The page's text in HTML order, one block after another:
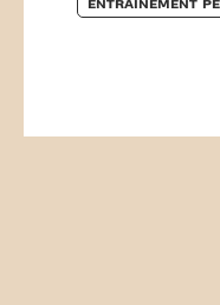
ENTRAÎNEMENT